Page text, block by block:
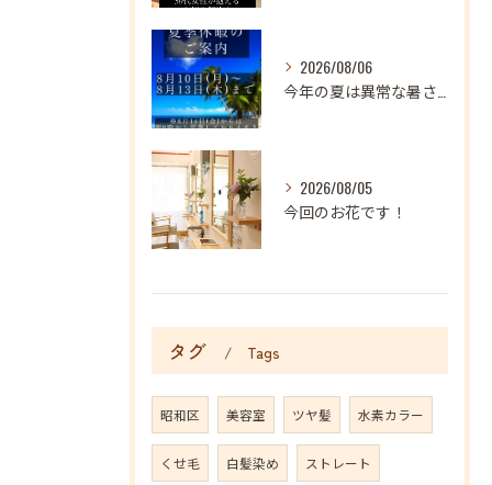
2026/08/06
今年の夏は異常な暑さが続いておりますね
2026/08/05
今回のお花です！
タグ Tags
昭和区 美容室 ツヤ髪 水素カラー
くせ毛 白髪染め ストレート